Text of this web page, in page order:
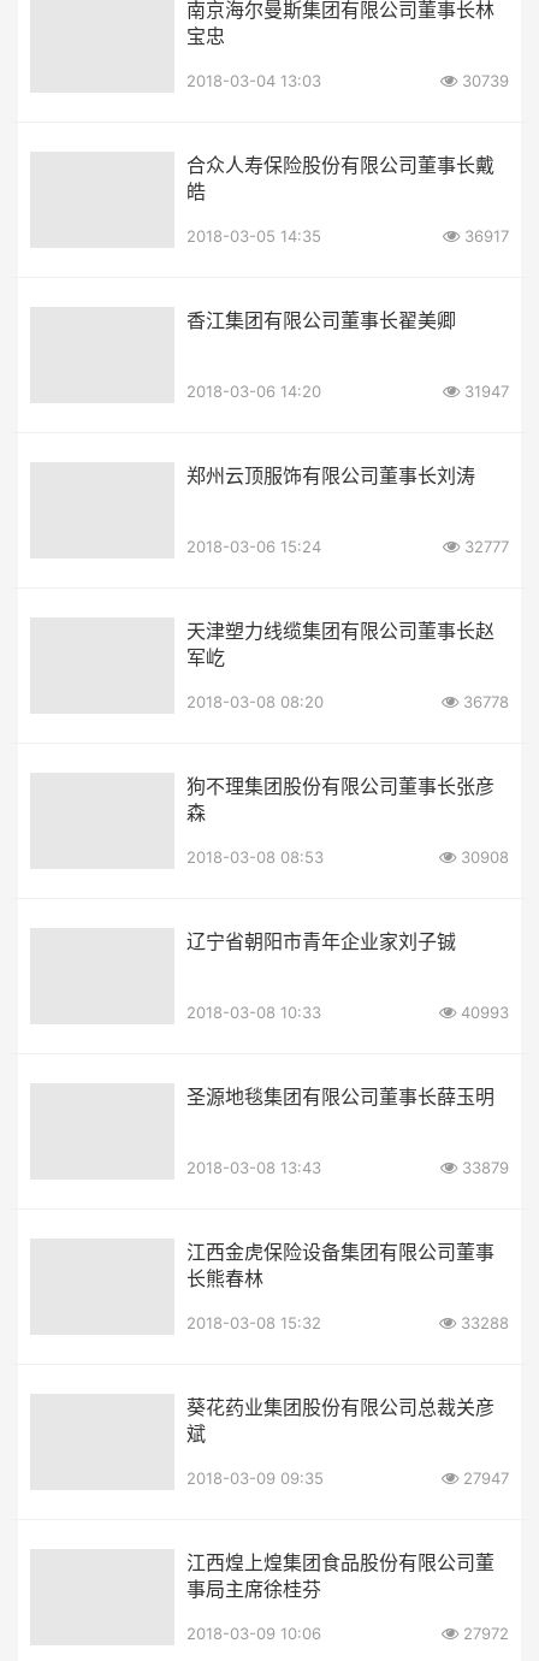
南京海尔曼斯集团有限公司董事长林
宝忠
2018-03-04 13:03 30739
合众人寿保险股份有限公司董事长戴
皓
2018-03-05 14:35 36917
香江集团有限公司董事长翟美卿
2018-03-06 14:20 31947
郑州云顶服饰有限公司董事长刘涛
2018-03-06 15:24 32777
天津塑力线缆集团有限公司董事长赵
军屹
2018-03-08 08:20 36778
狗不理集团股份有限公司董事长张彦
森
2018-03-08 08:53 30908
辽宁省朝阳市青年企业家刘子铖
2018-03-08 10:33 40993
圣源地毯集团有限公司董事长薛玉明
2018-03-08 13:43 33879
江西金虎保险设备集团有限公司董事
长熊春林
2018-03-08 15:32 33288
葵花药业集团股份有限公司总裁关彦
斌
2018-03-09 09:35 27947
江西煌上煌集团食品股份有限公司董
事局主席徐桂芬
2018-03-09 10:06 27972